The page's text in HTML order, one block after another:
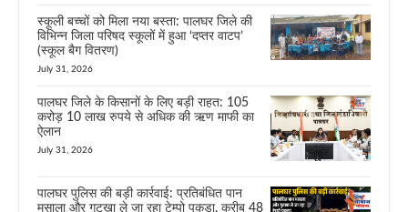
स्कूली बच्चों को मिला नया बस्ता: पालघर जिले की
विभिन्न जिला परिषद स्कूलों में हुआ ‘दप्तर वाटप’
(स्कूल बैग वितरण)
July 31, 2026
पालघर जिले के किसानों के लिए बड़ी राहत: 105
करोड़ 10 लाख रुपये से अधिक की ऋण माफी का
ऐलान
July 31, 2026
पालघर पुलिस की बड़ी कार्रवाई: प्रतिबंधित पान
मसाला और गुटखा ले जा रहा टेम्पो पकड़ा, करीब 48